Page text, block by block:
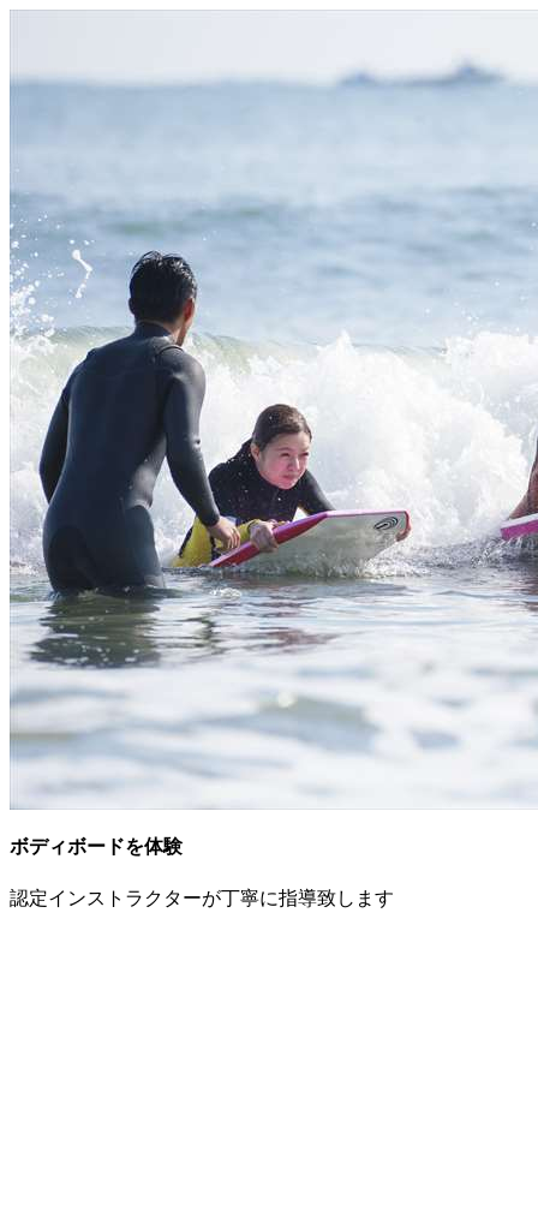
ボディボードを体験
認定インストラクターが丁寧に指導致します